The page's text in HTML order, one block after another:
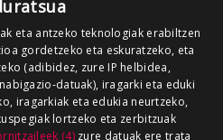
eta antzeko teknologiak erabiltzen
gordetzeko eta eskuratzeko, eta
(adibidez, zure IP helbidea,
datuak), iragarki eta eduki
iragarkiak eta edukia neurtzeko,
lortzeko eta zerbitzuak
(4)zure datuak ere trata